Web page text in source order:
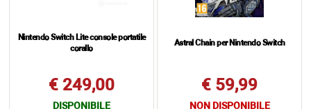
Nintendo Switch Lite console portatile
corallo
€ 249,00
DISPONIBILE
Astral Chain per Nintendo Switch
€ 59,99
NON DISPONIBILE